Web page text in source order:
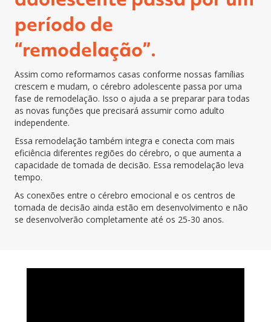
período de
“remodelação”.
Assim como reformamos casas conforme nossas famílias
crescem e mudam, o cérebro adolescente passa por uma
fase de remodelação. Isso o ajuda a se preparar para todas
as novas funções que precisará assumir como adulto
independente.
Essa remodelação também integra e conecta com mais
eficiência diferentes regiões do cérebro, o que aumenta a
capacidade de tomada de decisão. Essa remodelação leva
tempo.
As conexões entre o cérebro emocional e os centros de
tomada de decisão ainda estão em desenvolvimento e não
se desenvolverão completamente até os 25-30 anos.